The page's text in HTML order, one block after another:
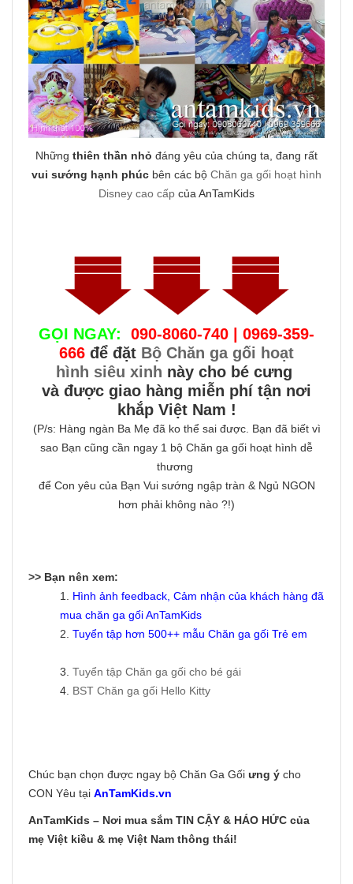
Những thiên thần nhỏ đáng yêu của chúng ta, đang rất
vui sướng hạnh phúc bên các bộ Chăn ga gối hoạt hình
Disney cao cấp của AnTamKids
GỌI NGAY:
090-8060-740 | 0969-359-
666 để đặt Bộ Chăn ga gối hoạt
hình siêu xinh này cho bé cưng
và được giao hàng miễn phí tận nơi
khắp Việt Nam !
(P/s: Hàng ngàn Ba Mẹ đã ko thể sai được. Bạn đã biết vì
sao Bạn cũng cần ngay 1 bộ Chăn ga gối hoạt hình dễ
thương
để Con yêu của Bạn Vui sướng ngập tràn & Ngủ NGON
hơn phải không nào ?!)
>> Bạn nên xem:
1. Hình ảnh feedback, Cảm nhận của khách hàng đã
mua chăn ga gối AnTamKids
2. Tuyển tập hơn 500++ mẫu Chăn ga gối Trẻ em
3. Tuyển tập Chăn ga gối cho bé gái
4. BST Chăn ga gối Hello Kitty
Chúc bạn chọn được ngay bộ Chăn Ga Gối ưng ý cho
CON Yêu tại AnTamKids.vn
AnTamKids – Nơi mua sắm TIN CẬY & HÁO HỨC của
mẹ Việt kiều & mẹ Việt Nam thông thái!